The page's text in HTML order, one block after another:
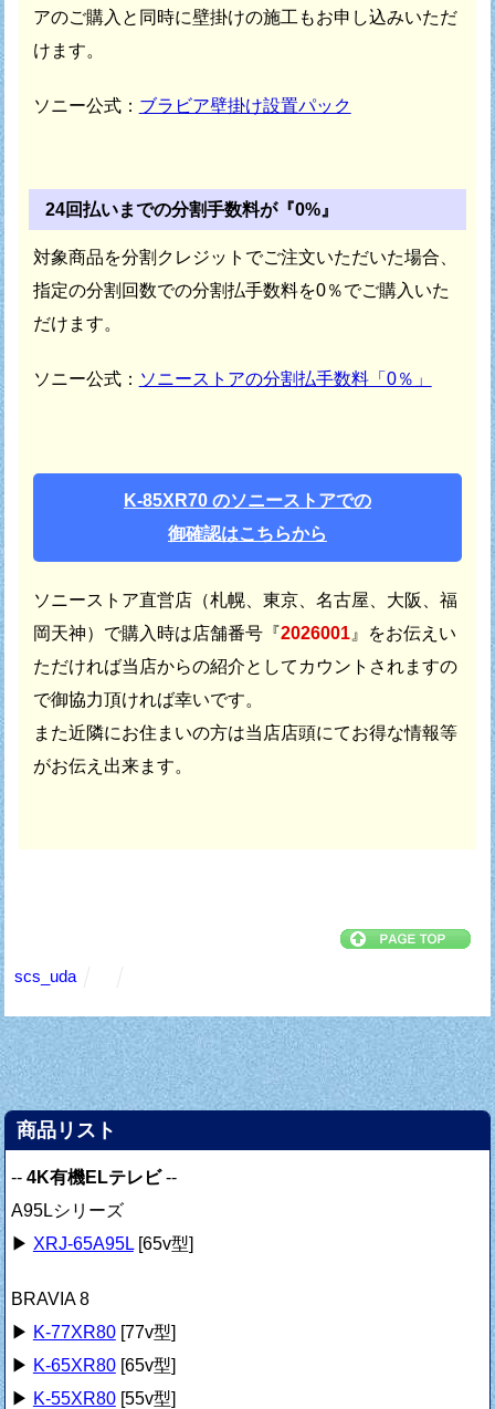
アのご購入と同時に壁掛けの施工もお申し込みいただ
けます。
ソニー公式： ブラビア壁掛け設置パック
24回払いまでの分割手数料が『0%』
対象商品を分割クレジットでご注文いただいた場合、
指定の分割回数での分割払手数料を0％でご購入いた
だけます。
ソニー公式： ソニーストアの分割払手数料「0％」
K-85XR70 のソニーストアでの
御確認はこちらから
ソニーストア直営店（札幌、東京、名古屋、大阪、福
岡天神）で購入時は店舗番号『2026001』をお伝えい
ただければ当店からの紹介としてカウントされますの
で御協力頂ければ幸いです。
また近隣にお住まいの方は当店店頭にてお得な情報等
がお伝え出来ます。
scs_uda
商品リスト
-- 4K有機ELテレビ--
A95Lシリーズ
▶ XRJ-65A95L[65v型]
BRAVIA 8
▶ K-77XR80[77v型]
▶ K-65XR80[65v型]
▶ K-55XR80[55v型]